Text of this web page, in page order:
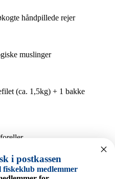
håndpillede rejer
muslinger
(ca. 1,5kg) + 1 bakke
(kokken valg : krabbesalat med
i postkassen
medlemmer